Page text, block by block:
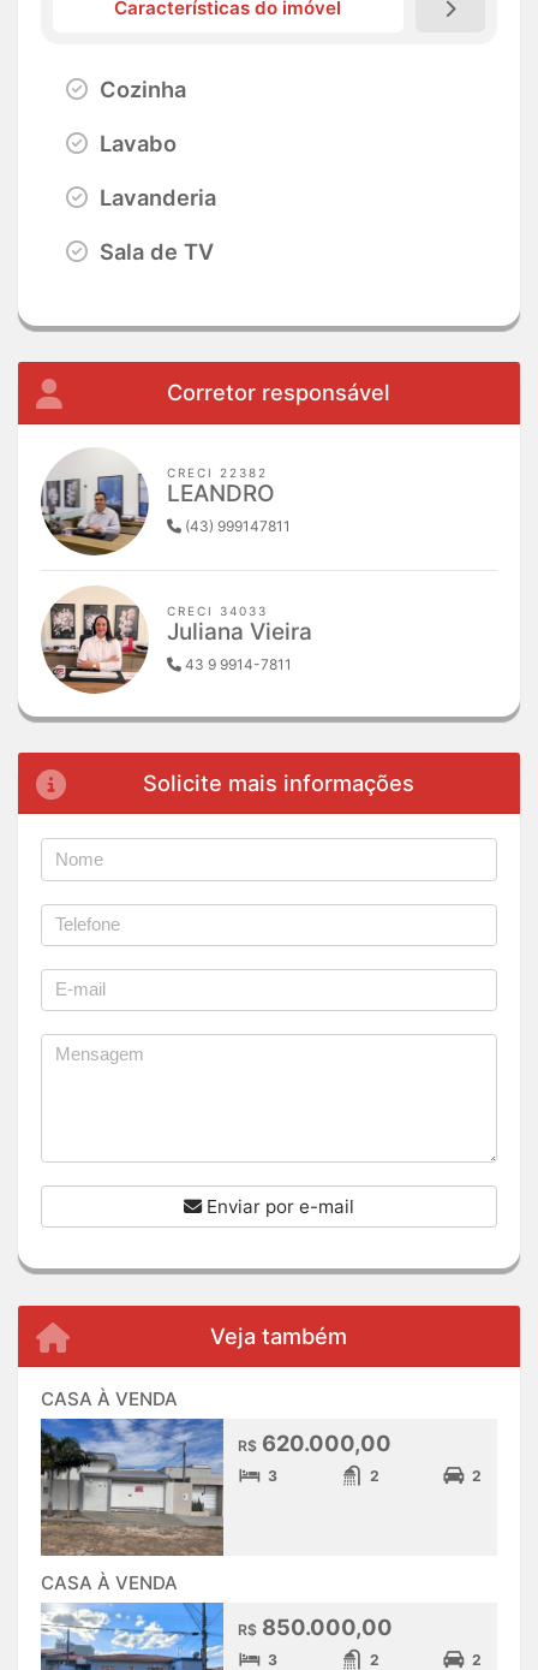
Características do imóvel
Cozinha
Lavabo
Lavanderia
Sala de TV
Corretor responsável
CRECI 22382
LEANDRO
(43) 999147811
CRECI 34033
Juliana Vieira
43 9 9914-7811
Solicite mais informações
Enviar por e-mail
Veja também
CASA À VENDA
R$ 620.000,00
3 2 2
CASA À VENDA
R$ 850.000,00
3 2 2